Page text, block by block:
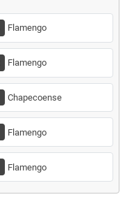
Flamengo
Flamengo
Chapecoense
Flamengo
Flamengo